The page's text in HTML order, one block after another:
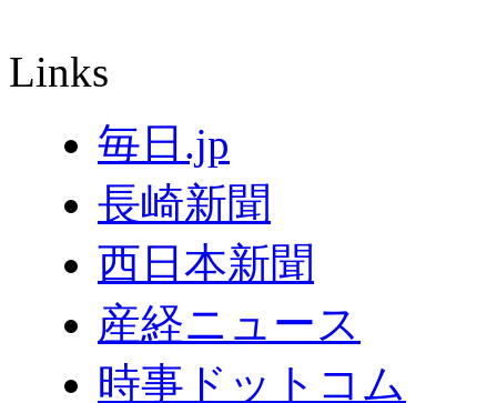
Links
毎日.jp
長崎新聞
西日本新聞
産経ニュース
時事ドットコム